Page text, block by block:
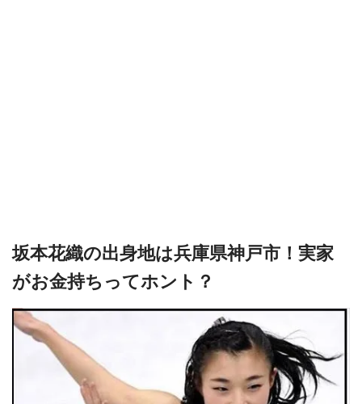
坂本花織の出身地は兵庫県神戸市！実家
がお金持ちってホント？